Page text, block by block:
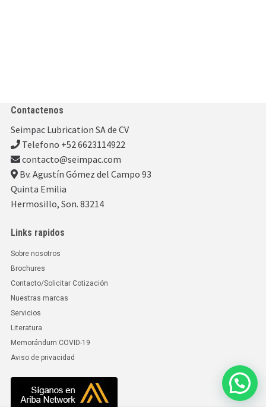
Contactenos
Seimpac Lubrication SA de CV
Telefono +52 6623114922
contacto@seimpac.com
Bv. Agustín Gómez del Campo 93
Quinta Emilia
Hermosillo, Son. 83214
Links rapidos
Sobre nosotros
Brochures
Contacto/Solicitar Cotización
Nuestras marcas
Servicios
Literatura
Memorándum COVID-19
Aviso de privacidad